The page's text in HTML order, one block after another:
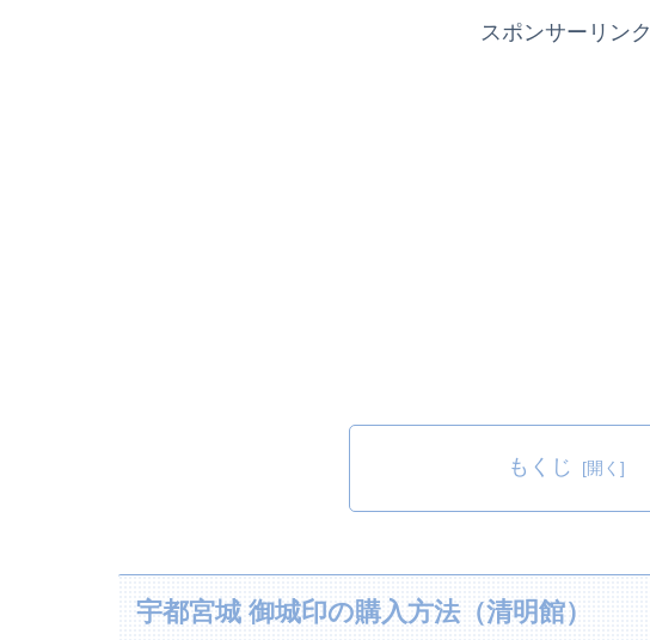
スポンサーリンク
もくじ
宇都宮城 御城印の購入方法（清明館）